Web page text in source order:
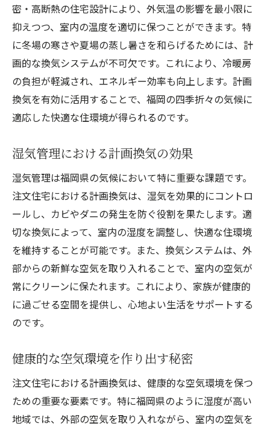
密・高断熱の住宅設計により、外気温の影響を最小限に
抑えつつ、室内の温度を適切に保つことができます。特
に冬場の寒さや夏場の蒸し暑さを和らげるためには、計
画的な換気システムが不可欠です。これにより、冷暖房
の負担が軽減され、エネルギー効率も向上します。計画
換気を有効に活用することで、福岡の四季折々の気候に
適応した快適な住環境が得られるのです。
湿気管理における計画換気の効果
湿気管理は福岡県の気候において特に重要な課題です。
注文住宅における計画換気は、湿気を効果的にコントロ
ールし、カビやダニの発生を防ぐ役割を果たします。適
切な換気によって、室内の湿度を調整し、快適な住環境
を維持することが可能です。また、換気システムは、外
部からの新鮮な空気を取り入れることで、室内の空気が
常にクリーンに保たれます。これにより、家族が健康的
に過ごせる空間を提供し、心地よい生活をサポートする
のです。
健康的な空気環境を作り出す秘密
注文住宅における計画換気は、健康的な空気環境を保つ
ための重要な要素です。特に福岡県のように湿度が高い
地域では、外部の空気を取り入れながら、室内の空気を